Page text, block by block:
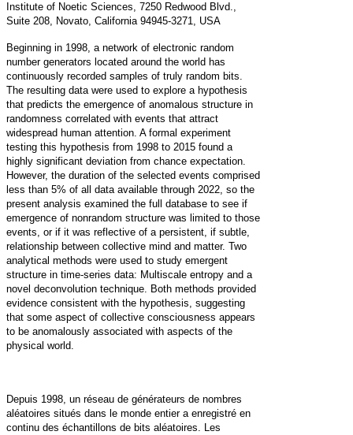
Institute of Noetic Sciences, 7250 Redwood Blvd.,
Suite 208, Novato, California 94945-3271, USA
Beginning in 1998, a network of electronic random
number generators located around the world has
continuously recorded samples of truly random bits.
The resulting data were used to explore a hypothesis
that predicts the emergence of anomalous structure in
randomness correlated with events that attract
widespread human attention. A formal experiment
testing this hypothesis from 1998 to 2015 found a
highly significant deviation from chance expectation.
However, the duration of the selected events comprised
less than 5% of all data available through 2022, so the
present analysis examined the full database to see if
emergence of nonrandom structure was limited to those
events, or if it was reflective of a persistent, if subtle,
relationship between collective mind and matter. Two
analytical methods were used to study emergent
structure in time-series data: Multiscale entropy and a
novel deconvolution technique. Both methods provided
evidence consistent with the hypothesis, suggesting
that some aspect of collective consciousness appears
to be anomalously associated with aspects of the
physical world.
Depuis 1998, un réseau de générateurs de nombres
aléatoires situés dans le monde entier a enregistré en
continu des échantillons de bits aléatoires. Les